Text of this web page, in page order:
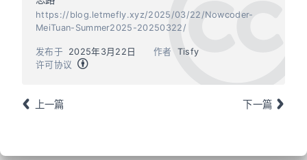
https://blog.letmefly.xyz/2025/03/22/Nowcoder-
MeiTuan-Summer2025-20250322/
作者 Tisfy
发布于
2025年3月22日
许可协议
上一篇 下一篇